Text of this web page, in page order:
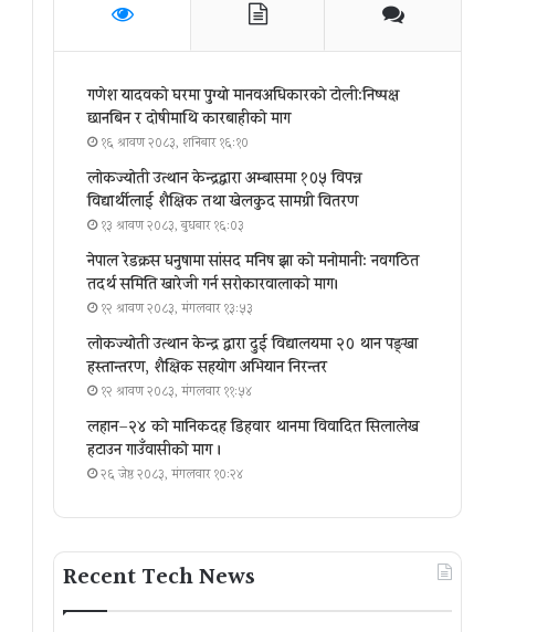
गणेश यादवको घरमा पुग्याे मानवअधिकारकाे टोली:निष्पक्ष
छानबिन र दोषीमाथि कारबाहीको माग
१६ श्रावण २०८३, शनिबार १६:१०
लोकज्योती उत्थान केन्द्रद्वारा अम्बासमा १०५ विपन्न
विद्यार्थीलाई शैक्षिक तथा खेलकुद सामग्री वितरण
१३ श्रावण २०८३, बुधबार १६:०३
नेपाल रेडक्रस धनुषामा सांसद मनिष झा को मनोमानी: नवगठित
तदर्थ समिति खारेजी गर्न सरोकारवालाको माग।
१२ श्रावण २०८३, मंगलवार १३:५३
लोकज्योती उत्थान केन्द्र द्वारा दुई विद्यालयमा २० थान पङ्खा
हस्तान्तरण, शैक्षिक सहयोग अभियान निरन्तर
१२ श्रावण २०८३, मंगलवार ११:५४
लहान–२४ को मानिकदह डिहवार थानमा विवादित सिलालेख
हटाउन गाउँवासीको माग ।
२६ जेष्ठ २०८३, मंगलवार १०:२४
Recent Tech News